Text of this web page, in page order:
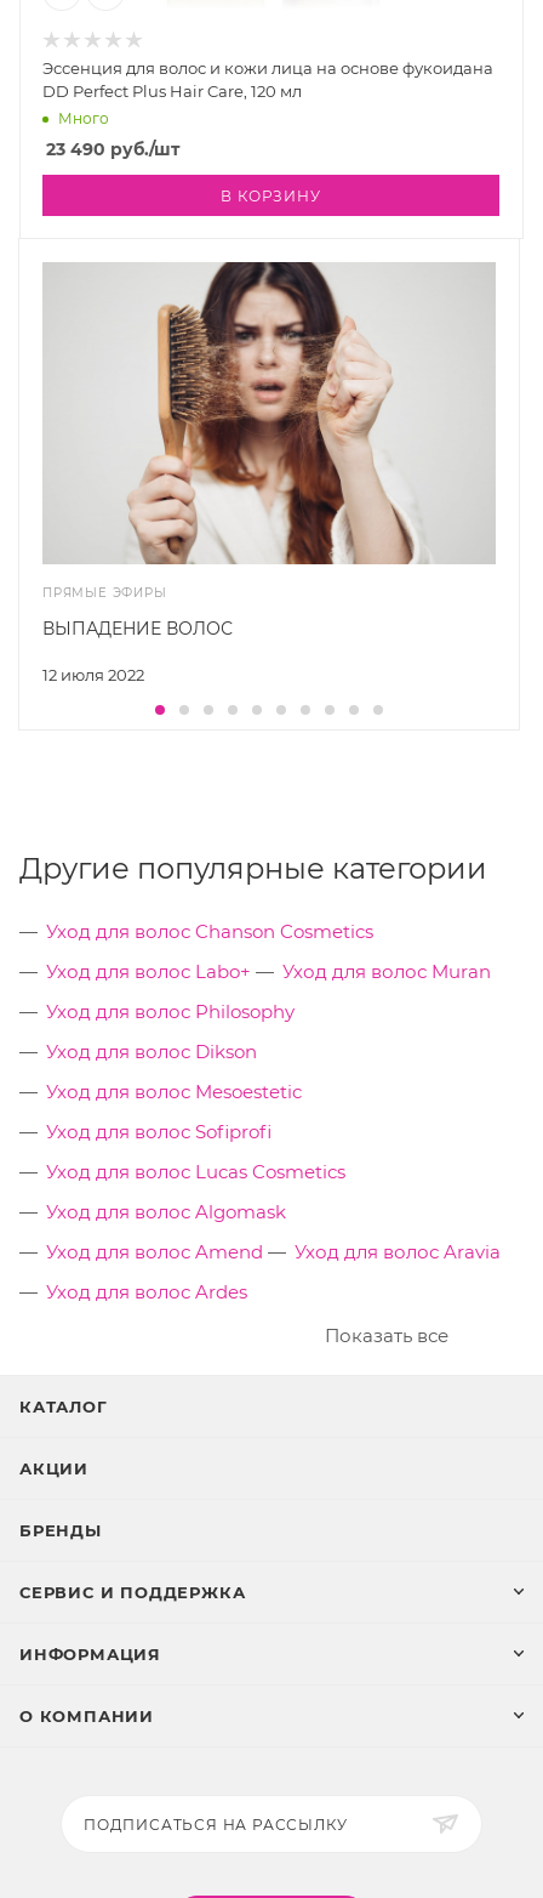
Эссенция для волос и кожи лица на основе фукоидана
DD Perfect Plus Hair Care, 120 мл
Много
23 490 руб./шт
В КОРЗИНУ
ПРЯМЫЕ ЭФИРЫ
12 июля 2022
ВЫПАДЕНИЕ ВОЛОС
Другие популярные категории
Уход для волос Chanson Cosmetics
Уход для волос Labo+
Уход для волос Muran
Уход для волос Philosophy
Уход для волос Dikson
Уход для волос Mesoestetic
Уход для волос Sofiprofi
Уход для волос Lucas Cosmetics
Уход для волос Algomask
Уход для волос Amend
Уход для волос Aravia
Уход для волос Ardes
Показать все
КАТАЛОГ
АКЦИИ
БРЕНДЫ
СЕРВИС И ПОДДЕРЖКА
ИНФОРМАЦИЯ
О КОМПАНИИ
ПОДПИСАТЬСЯ НА РАССЫЛКУ